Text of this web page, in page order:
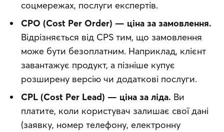
соцмережах, послуги експертів.
CPO (Cost Per Order) — ціна за замовлення.
Відрізняється від CPS тим, що замовлення
може бути безоплатним. Наприклад, клієнт
завантажує продукт, а пізніше купує
розширену версію чи додаткові послуги.
CPL (Cost Per Lead) — ціна за ліда. Ви
платите, коли користувач залишає свої дані
(заявку, номер телефону, електронну